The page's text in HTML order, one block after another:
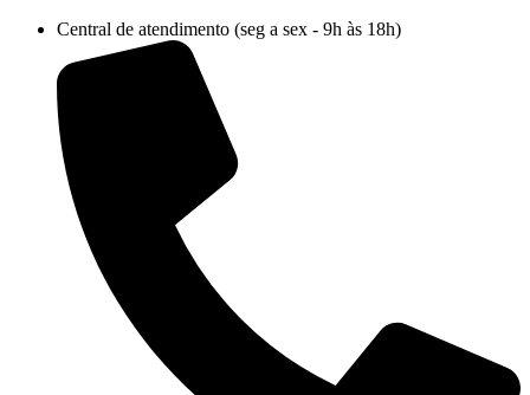
conteúdo
Central de atendimento (seg a sex - 9h às 18h)